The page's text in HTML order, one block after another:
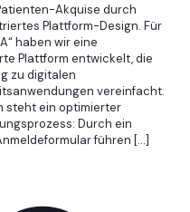
Akquise durch
Plattform-Design. Für
haben wir eine
Plattform entwickelt, die
zu digitalen
vereinfacht.
steht ein optimierter
Durch ein
führen […]